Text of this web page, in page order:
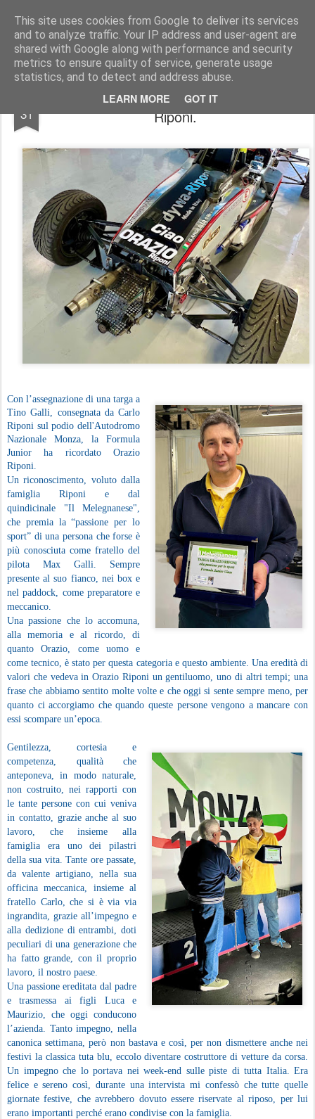
This site uses cookies from Google to deliver its services
and to analyze traffic. Your IP address and user-agent are
shared with Google along with performance and security
metrics to ensure quality of service, generate usage
statistics, and to detect and address abuse.
LEARN MORE GOT IT
AutoMotoCorse. Motorsport Random News 280912
31
La Formula Junior a Monza ricorda Orazio
Riponi.
Con l’assegnazione di una targa a
Tino Galli, consegnata da Carlo
Riponi sul podio dell'Autodromo
Nazionale Monza, la Formula
Junior ha ricordato Orazio
Riponi.
Un riconoscimento, voluto dalla
famiglia Riponi e dal
quindicinale "Il Melegnanese",
che premia la “passione per lo
sport” di una persona che forse è
più conosciuta come fratello del
pilota Max Galli. Sempre
presente al suo fianco, nei box e
nel paddock, come preparatore e
meccanico.
Una passione che lo accomuna,
alla memoria e al ricordo, di
quanto Orazio, come uomo e
come tecnico, è stato per questa categoria e questo ambiente. Una eredità di
valori che vedeva in Orazio Riponi un gentiluomo, uno di altri tempi; una
frase che abbiamo sentito molte volte e che oggi si sente sempre meno, per
quanto ci accorgiamo che quando queste persone vengono a mancare con
essi scompare un’epoca.
Gentilezza, cortesia e
competenza, qualità che
anteponeva, in modo naturale,
non costruito, nei rapporti con
le tante persone con cui veniva
in contatto, grazie anche al suo
lavoro, che insieme alla
famiglia era uno dei pilastri
della sua vita. Tante ore passate,
da valente artigiano, nella sua
officina meccanica, insieme al
fratello Carlo, che si è via via
ingrandita, grazie all’impegno e
alla dedizione di entrambi, doti
peculiari di una generazione che
ha fatto grande, con il proprio
lavoro, il nostro paese.
Una passione ereditata dal padre
e trasmessa ai figli Luca e
Maurizio, che oggi conducono
l’azienda. Tanto impegno, nella
canonica settimana, però non bastava e così, per non dismettere anche nei
festivi la classica tuta blu, eccolo diventare costruttore di vetture da corsa.
Un impegno che lo portava nei week-end sulle piste di tutta Italia. Era
felice e sereno così, durante una intervista mi confessò che tutte quelle
giornate festive, che avrebbero dovuto essere riservate al riposo, per lui
erano importanti perché erano condivise con la famiglia.